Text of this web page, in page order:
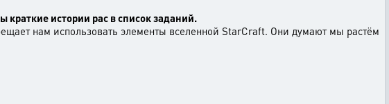
истории рас в список заданий.
нам использовать элементы вселенной StarCraft. Они думают мы растём